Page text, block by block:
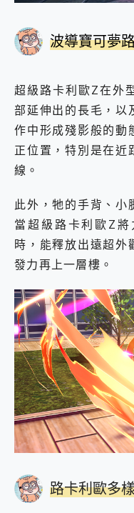
波導寶可夢
超級路卡利歐Z在外
部延伸出的長毛，以
作中形成殘影般的動
正位置，特別是在近
線。
此外，牠的手背、小
當超級路卡利歐Z
時，能釋放出遠超外
發力再上一層樓。
路卡利歐多